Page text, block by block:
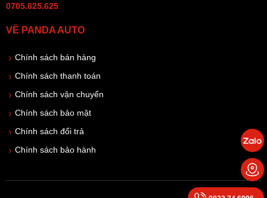
0705.625.625
VỀ PANDA AUTO
Chính sách bán hàng
Chính sách thanh toán
Chính sách vận chuyển
Chính sách bảo mật
Chính sách đổi trả
Chính sách bảo hành